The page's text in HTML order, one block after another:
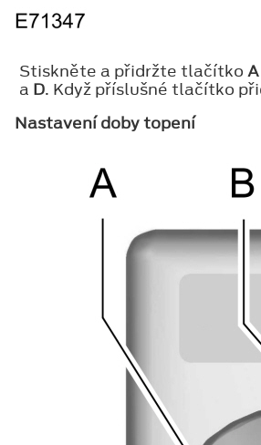
Stiskněte a přidržte tlačítko A
a D. Když příslušné tlačítko
Nastavení doby topení